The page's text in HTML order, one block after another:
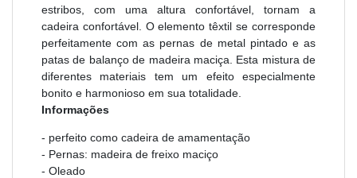
estribos, com uma altura confortável, tornam a
cadeira confortável. O elemento têxtil se corresponde
perfeitamente com as pernas de metal pintado e as
patas de balanço de madeira maciça. Esta mistura de
diferentes materiais tem um efeito especialmente
bonito e harmonioso em sua totalidade.
Informações
- perfeito como cadeira de amamentação
- Pernas: madeira de freixo maciço
- Oleado